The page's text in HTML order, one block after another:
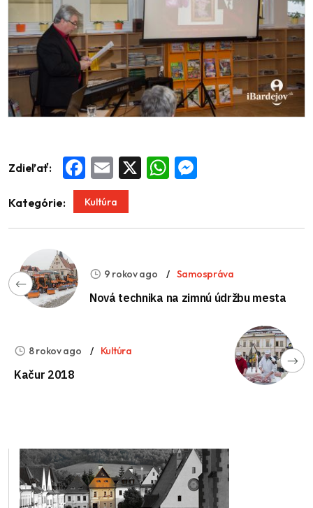
Zdieľať: Facebook
Email WhatsApp
Kategórie: Kultúra
9 rokov ago Samospráva
Nová technika na zimnú údržbu mesta
8 rokov ago Kultúra
Kačur 2018